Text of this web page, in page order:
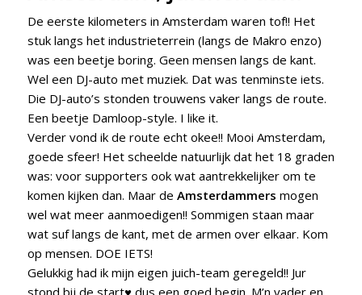
De eerste kilometers in Amsterdam waren tof!! Het
stuk langs het industrieterrein (langs de Makro enzo)
was een beetje boring. Geen mensen langs de kant.
Wel een DJ-auto met muziek. Dat was tenminste iets.
Die DJ-auto’s stonden trouwens vaker langs de route.
Een beetje Damloop-style. I like it.
Verder vond ik de route echt okee!! Mooi Amsterdam,
goede sfeer! Het scheelde natuurlijk dat het 18 graden
was: voor supporters ook wat aantrekkelijker om te
komen kijken dan. Maar de Amsterdammers mogen
wel wat meer aanmoedigen!! Sommigen staan maar
wat suf langs de kant, met de armen over elkaar. Kom
op mensen. DOE IETS!
Gelukkig had ik mijn eigen juich-team geregeld!! Jur